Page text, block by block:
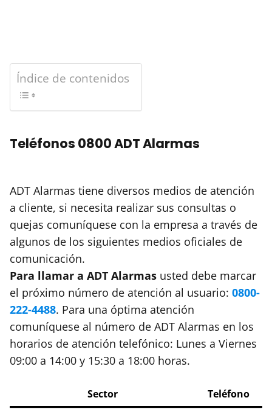
Índice de contenidos
Teléfonos 0800 ADT Alarmas
ADT Alarmas tiene diversos medios de atención
a cliente, si necesita realizar sus consultas o
quejas comuníquese con la empresa a través de
algunos de los siguientes medios oficiales de
comunicación.
Para llamar a ADT Alarmas usted debe marcar
el próximo número de atención al usuario: 0800-
222-4488. Para una óptima atención
comuníquese al número de ADT Alarmas en los
horarios de atención telefónico: Lunes a Viernes
09:00 a 14:00 y 15:30 a 18:00 horas.
Sector
Teléfono